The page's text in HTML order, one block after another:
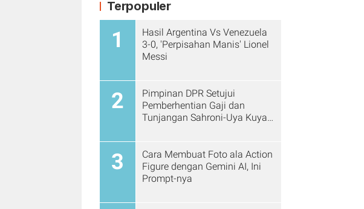
Terpopuler
1
Hasil Argentina Vs Venezuela
3-0, 'Perpisahan Manis' Lionel
Messi
2
Pimpinan DPR Setujui
Pemberhentian Gaji dan
Tunjangan Sahroni-Uya Kuya
3
Cara Membuat Foto ala Action
Figure dengan Gemini AI, Ini
Prompt-nya